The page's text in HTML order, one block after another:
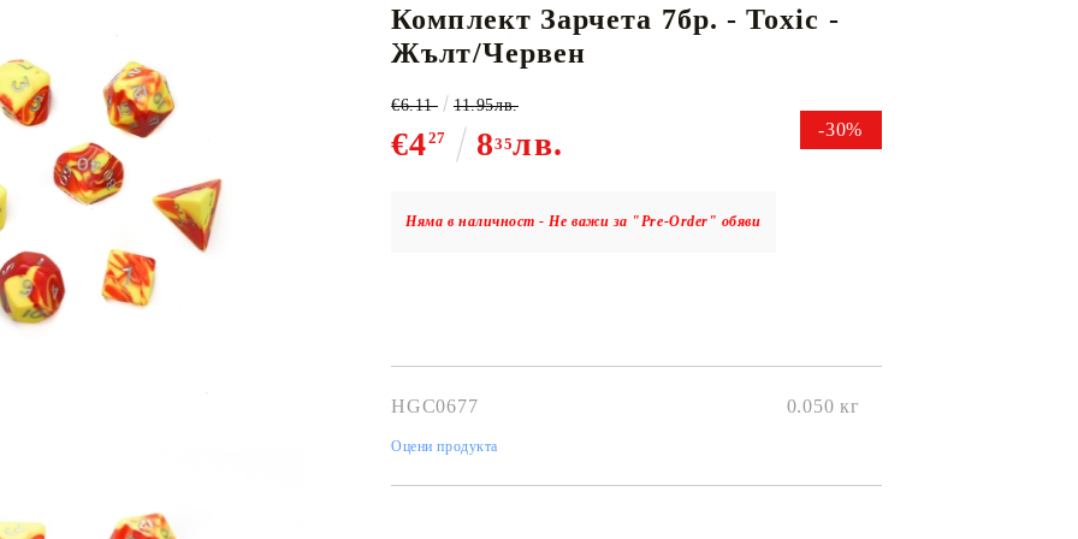
CARD GAME
RIFTBOUND: LEAGUE OF LEGENDS
АКСЕСОАРИ ЗА КАРТОВИ
ИГРИ
Кутии за съхранение
НАСИПНИ КАРТИ GUNDAM CARD GAME
К-ПОП
Комплект Зарчета 7бр. - Toxic -
Жълт/Червен
-30%
€427 835лв.
€6.11 11.95лв.
Няма в наличност - Не важи за "Pre-Order" обяви
HGC0677 0.050 кг
Оцени продукта